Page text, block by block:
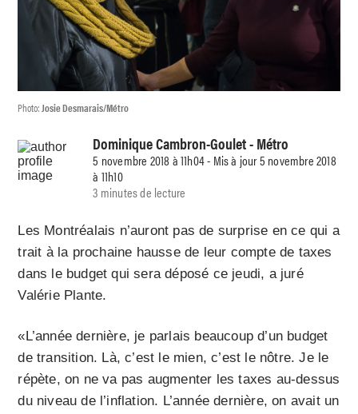
Photo:Josie Desmarais/Métro
Dominique Cambron-Goulet- Métro
5 novembre 2018 à 11h04 - Mis à jour 5 novembre 2018
à 11h10
3 minutes de lecture
Les Montréalais n’auront pas de surprise en ce qui a
trait à la prochaine hausse de leur compte de taxes
dans le budget qui sera déposé ce jeudi, a juré
Valérie Plante.
«L’année dernière, je parlais beaucoup d’un budget
de transition. Là, c’est le mien, c’est le nôtre. Je le
répète, on ne va pas augmenter les taxes au-dessus
du niveau de l’inflation. L’année dernière, on avait un